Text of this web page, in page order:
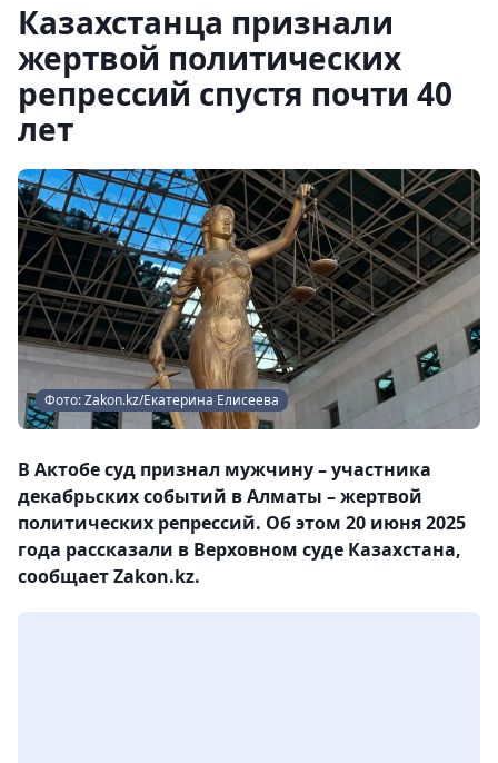
Казахстанца признали
жертвой политических
репрессий спустя почти 40
лет
Фото: Zakon.kz/Екатерина Елисеева
В Актобе суд признал мужчину – участника
декабрьских событий в Алматы – жертвой
политических репрессий. Об этом 20 июня 2025
года рассказали в Верховном суде Казахстана,
сообщает Zakon.kz.